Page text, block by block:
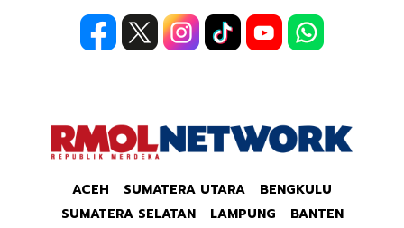
ACEH SUMATERA UTARA
BENGKULU
SUMATERA SELATAN
LAMPUNG
BANTEN